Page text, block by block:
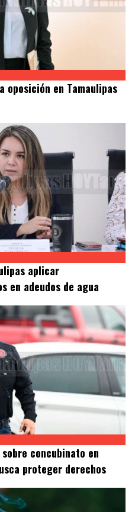
oposición en Tamaulipas
aplicar
en adeudos de agua
concubinato en
proteger derechos